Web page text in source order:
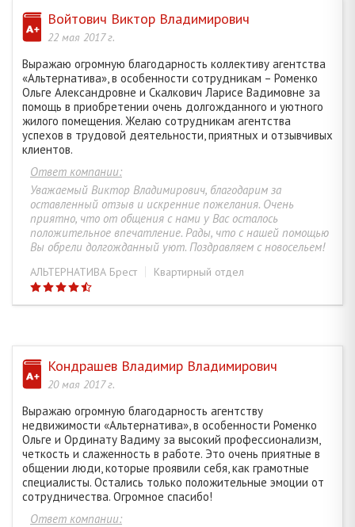
ОКУБА ВАЛЕРИЯ СЕРГЕЕВНА
АНТОНОВА ТАТЬЯНА АЛЕКСАНДРОВНА
ЧУРАКОВА ВАЛЕРИЯ МИХАЙЛОВНА 45
ПУНЬКО ВИКТОРИЯ АЛЕКСАНДРОВНА
ШЕВЧУК МАРИНА ВИКТОРОВНА
ЖУК ТАТЬЯНА ИВАНОВНА 68
СЕМЕЧКО НАТАЛЬЯ НИКОЛАЕВНА
РОМЕНКО ОЛЬГА АЛЕКСАНДРОВНА
ЦАРУК СЕРГЕЙ ВАСИЛЬЕВИЧ
УСЮКЕВИЧ ДЕНИС ВЛАДИМИРОВИЧ
САЦЮК АНДРЕЙ ВЛАДИМИРОВИЧ
Войтович Виктор Владимирович
22 мая 2017 г.
Выражаю огромную благодарность коллективу агентства
«Альтернатива», в особенности сотрудникам – Роменко
Ольге Александровне и Скалкович Ларисе Вадимовне за
помощь в приобретении очень долгожданного и уютного
жилого помещения. Желаю сотрудникам агентства
успехов в трудовой деятельности, приятных и отзывчивых
клиентов.
Ответ компании:
Уважаемый Виктор Владимирович, благодарим за
оставленный отзыв и искренние пожелания. Очень
приятно, что от общения с нами у Вас осталось
положительное впечатление. Рады, что с нашей помощью
Вы обрели долгожданный уют. Поздравляем с новосельем!
АЛЬТЕРНАТИВА Брест Квартирный отдел
Кондрашев Владимир Владимирович
20 мая 2017 г.
Выражаю огромную благодарность агентству
недвижимости «Альтернатива», в особенности Роменко
Ольге и Ординату Вадиму за высокий профессионализм,
четкость и слаженность в работе. Это очень приятные в
общении люди, которые проявили себя, как грамотные
специалисты. Остались только положительные эмоции от
сотрудничества. Огромное спасибо!
Ответ компании: